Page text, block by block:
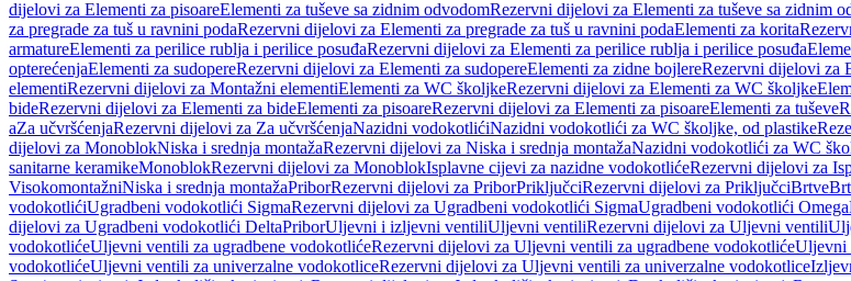
dijelovi za Elementi za pisoareElementi za tuševe sa zidnim odvodomRezervni dijelovi za Elementi za tuševe sa zidnim
za pregrade za tuš u ravnini podaRezervni dijelovi za Elementi za pregrade za tuš u ravnini podaElementi za korita
armatureElementi za perilice rublja i perilice posuđaRezervni dijelovi za Elementi za perilice rublja i perilice posuđa
opterećenjaElementi za sudopereRezervni dijelovi za Elementi za sudopereElementi za zidne bojlereRezervni dijelovi za
elementiRezervni dijelovi za Montažni elementiElementi za WC školjkeRezervni dijelovi za Elementi za WC školjke
bideRezervni dijelovi za Elementi za bideElementi za pisoareRezervni dijelovi za Elementi za pisoareElementi za tuševe
aZa učvršćenjaRezervni dijelovi za Za učvršćenjaNazidni vodokotlićiNazidni vodokotlići za WC školjke, od plastike
dijelovi za MonoblokNiska i srednja montažaRezervni dijelovi za Niska i srednja montažaNazidni vodokotlići za WC
sanitarne keramikeMonoblokRezervni dijelovi za MonoblokIsplavne cijevi za nazidne vodokotlićeRezervni dijelovi za
VisokomontažniNiska i srednja montažaPriborRezervni dijelovi za PriborPriključciRezervni dijelovi za PriključciBrtve
vodokotlićiUgradbeni vodokotlići SigmaRezervni dijelovi za Ugradbeni vodokotlići SigmaUgradbeni vodokotlići Omega
dijelovi za Ugradbeni vodokotlići DeltaPriborUljevni i izljevni ventiliUljevni ventiliRezervni dijelovi za Uljevni ventili
vodokotlićeUljevni ventili za ugradbene vodokotlićeRezervni dijelovi za Uljevni ventili za ugradbene vodokotlićeUljevni
vodokotlićeUljevni ventili za univerzalne vodokotliceRezervni dijelovi za Uljevni ventili za univerzalne vodokotlice